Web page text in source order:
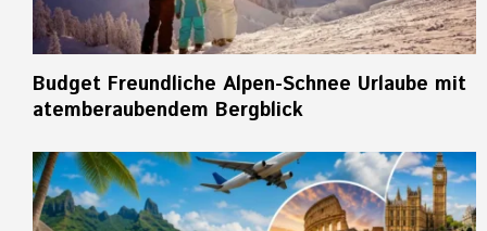
Budget Freundliche Alpen-Schnee Urlaube mit
atemberaubendem Bergblick